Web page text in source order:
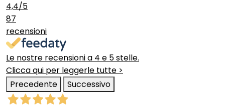
4,4/5
87
recensioni
Le nostre recensioni a 4 e 5 stelle.
Clicca qui per leggerle tutte >
Precedente
Successivo